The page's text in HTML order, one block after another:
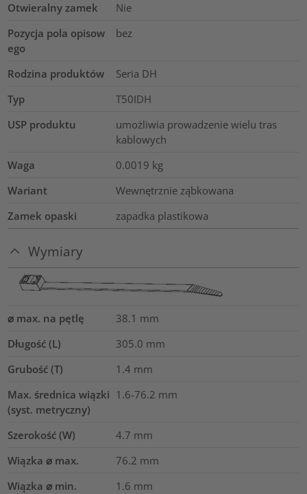
Otwieralny zamek
Nie
Pozycja pola opisow
ego
bez
Rodzina produktów
Seria DH
Typ
T50IDH
USP produktu
umożliwia prowadzenie wielu tras
kablowych
Waga
0.0019 kg
Wariant
Wewnętrznie ząbkowana
Zamek opaski
zapadka plastikowa
Wymiary
⌀ max. na pętlę 38.1 mm
Długość (L)
305.0 mm
Grubość (T)
1.4 mm
Max. średnica wiązki
(syst. metryczny)
1.6-76.2 mm
Szerokość (W) 4.7 mm
Wiązka ⌀ max.
76.2 mm
Wiązka ⌀ min.
1.6 mm